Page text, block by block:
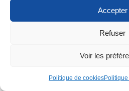
Accepter
Refuser
Voir les
Politique de cookies